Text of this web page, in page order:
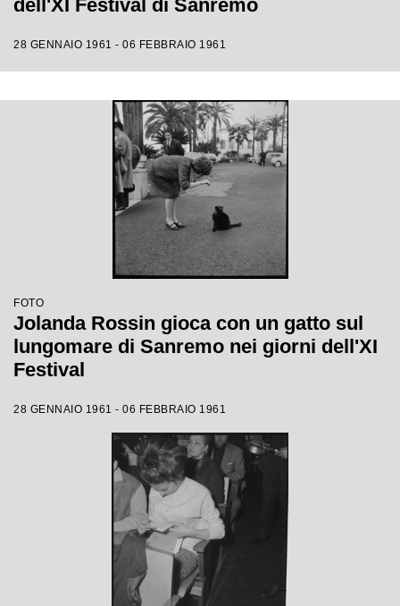
dell'XI Festival di Sanremo
28 GENNAIO 1961 - 06 FEBBRAIO 1961
FOTO
Jolanda Rossin gioca con un gatto sul
lungomare di Sanremo nei giorni dell'XI
Festival
28 GENNAIO 1961 - 06 FEBBRAIO 1961